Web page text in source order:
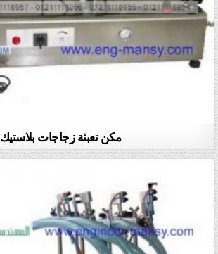
مكن تعبئة زجاجات بلاستيك